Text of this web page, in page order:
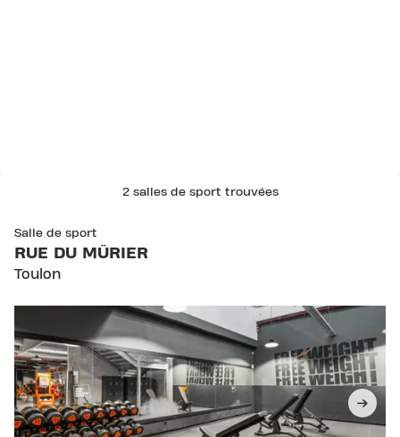
2 salles de sport trouvées
Salle de sport
RUE DU MÛRIER
Toulon